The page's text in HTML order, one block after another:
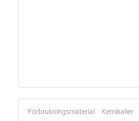
Förbrukningsmaterial Kemikalier